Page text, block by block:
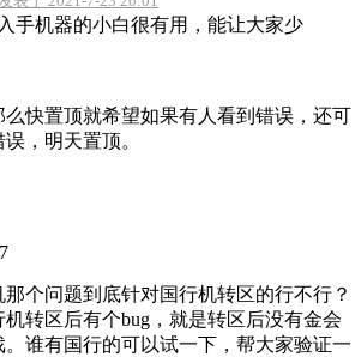
手机器的小白很有用，能让大家少
快置顶就希望如果有人看到错误，还可
，明天置顶。
个问题到底针对国行机转区的行不行？
转区后有个bug，就是转区后没有金会
。谁有国行的可以试一下，帮大家验证一